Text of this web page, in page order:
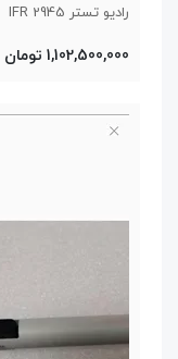
رادیو تستر IFR 2945
1,102,500,000 تومان